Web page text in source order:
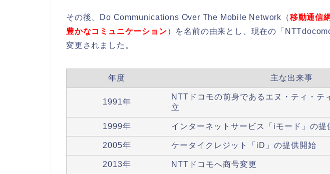
その後、Do Communications Over The Mobile Network（移動通信
豊かなコミュニケーション）を名前の由来とし、現在の「
変更されました。
年度 主な出来事
1991年
NTTドコモの前身であるエヌ・ティ・テ
立
1999年 インターネットサービス「iモード」の提
2005年 ケータイクレジット「iD」の提供開始
2013年 NTTドコモへ商号変更